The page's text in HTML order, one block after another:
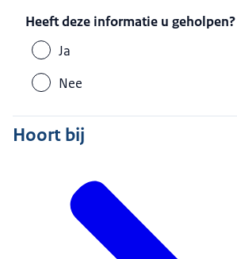
Heeft deze informatie u geholpen?
Ja
Nee
Hoort bij